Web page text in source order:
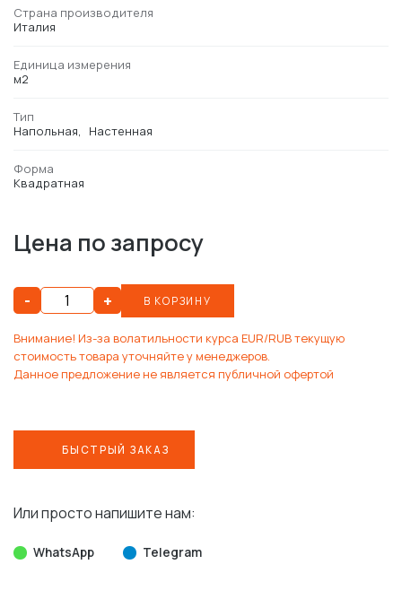
Страна производителя
Италия
Единица измерения
м2
Тип
Напольная
Настенная
Форма
Квадратная
Цена по запросу
- + В КОРЗИНУ
Внимание! Из-за волатильности курса EUR/RUB текущую
стоимость товара уточняйте у менеджеров.
Данное предложение не является публичной офертой
БЫСТРЫЙ ЗАКАЗ
Или просто напишите нам:
WhatsApp Telegram